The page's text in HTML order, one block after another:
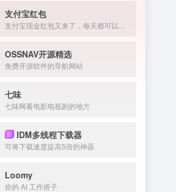
支付宝红包
OSSNAV开源精选
免费开源软件的导航网站
七味
七味网看电影电视剧的地方
新 IDM多线程下载器
可将下载速度提高5倍的神器
Loomy
你的 AI 工作搭子